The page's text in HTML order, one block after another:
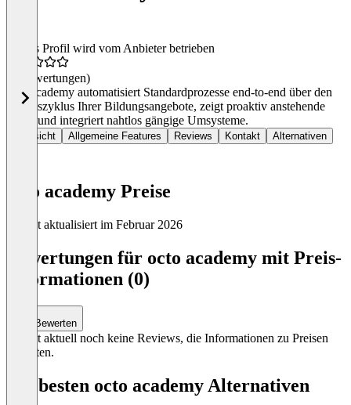
Dieses Profil wird vom Anbieter betrieben
(0 Bewertungen)
octo academy automatisiert Standardprozesse end‑to‑end über den
Lebenszyklus Ihrer Bildungsangebote, zeigt proaktiv anstehende
Tasks und integriert nahtlos gängige Umsysteme.
Übersicht Allgemeine Features Reviews Kontakt Alternativen
octo academy Preise
Zuletzt aktualisiert im Februar 2026
Bewertungen für octo academy mit Preis-
Informationen (0)
Bewerten
Es gibt aktuell noch keine Reviews, die Informationen zu Preisen
enthalten.
Die besten octo academy Alternativen